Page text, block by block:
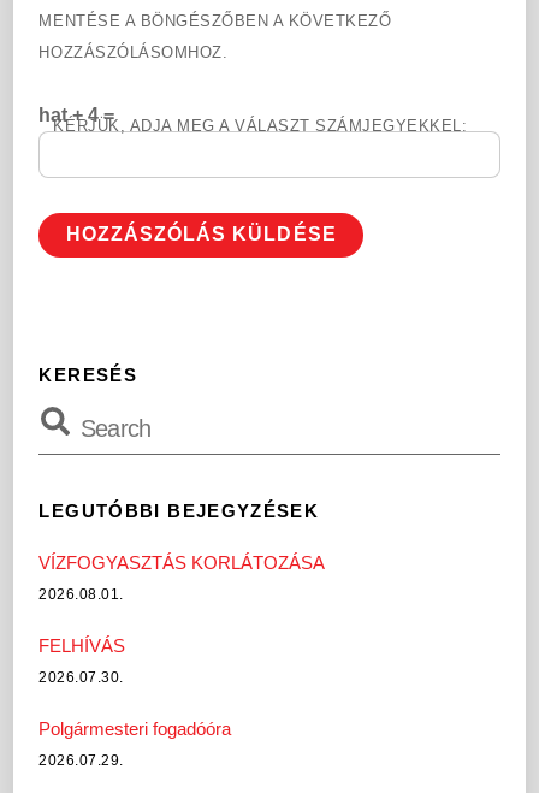
MENTÉSE A BÖNGÉSZŐBEN A KÖVETKEZŐ
HOZZÁSZÓLÁSOMHOZ.
KÉRJÜK, ADJA MEG A VÁLASZT SZÁMJEGYEKKEL:
hat + 4 =
KERESÉS
LEGUTÓBBI BEJEGYZÉSEK
VÍZFOGYASZTÁS KORLÁTOZÁSA
2026.08.01.
FELHÍVÁS
2026.07.30.
Polgármesteri fogadóóra
2026.07.29.